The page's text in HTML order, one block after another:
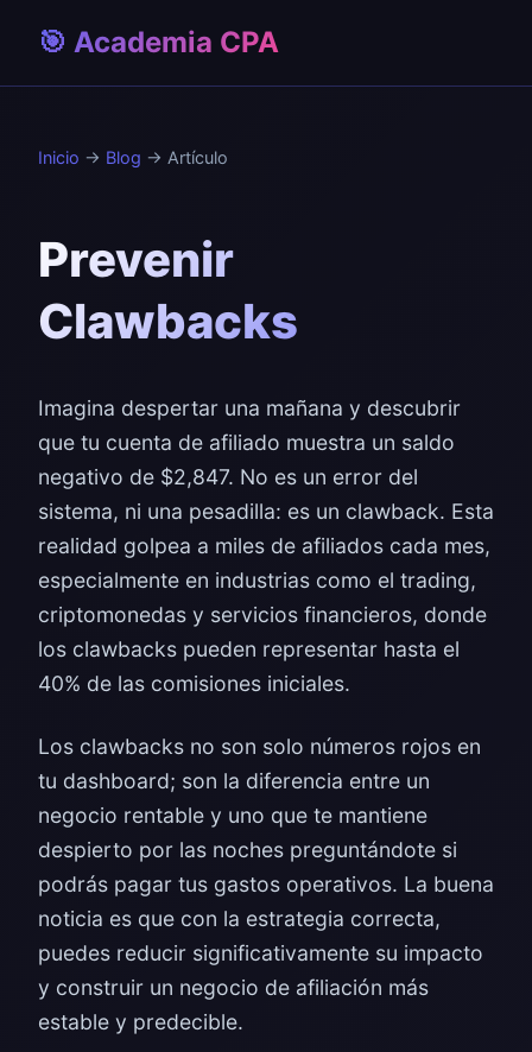
🎯 Academia CPA
Inicio → Blog → Artículo
Prevenir
Clawbacks
Imagina despertar una mañana y descubrir
que tu cuenta de afiliado muestra un saldo
negativo de $2,847. No es un error del
sistema, ni una pesadilla: es un clawback. Esta
realidad golpea a miles de afiliados cada mes,
especialmente en industrias como el trading,
criptomonedas y servicios financieros, donde
los clawbacks pueden representar hasta el
40% de las comisiones iniciales.
Los clawbacks no son solo números rojos en
tu dashboard; son la diferencia entre un
negocio rentable y uno que te mantiene
despierto por las noches preguntándote si
podrás pagar tus gastos operativos. La buena
noticia es que con la estrategia correcta,
puedes reducir significativamente su impacto
y construir un negocio de afiliación más
estable y predecible.